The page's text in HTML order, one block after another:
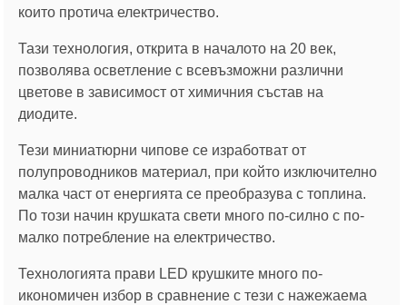
които протича електричество.
Тази технология, открита в началото на 20 век,
позволява осветление с всевъзможни различни
цветове в зависимост от химичния състав на
диодите.
Тези миниатюрни чипове се изработват от
полупроводников материал, при който изключително
малка част от енергията се преобразува с топлина.
По този начин крушката свети много по-силно с по-
малко потребление на електричество.
Технологията прави LED крушките много по-
икономичен избор в сравнение с тези с нажежаема